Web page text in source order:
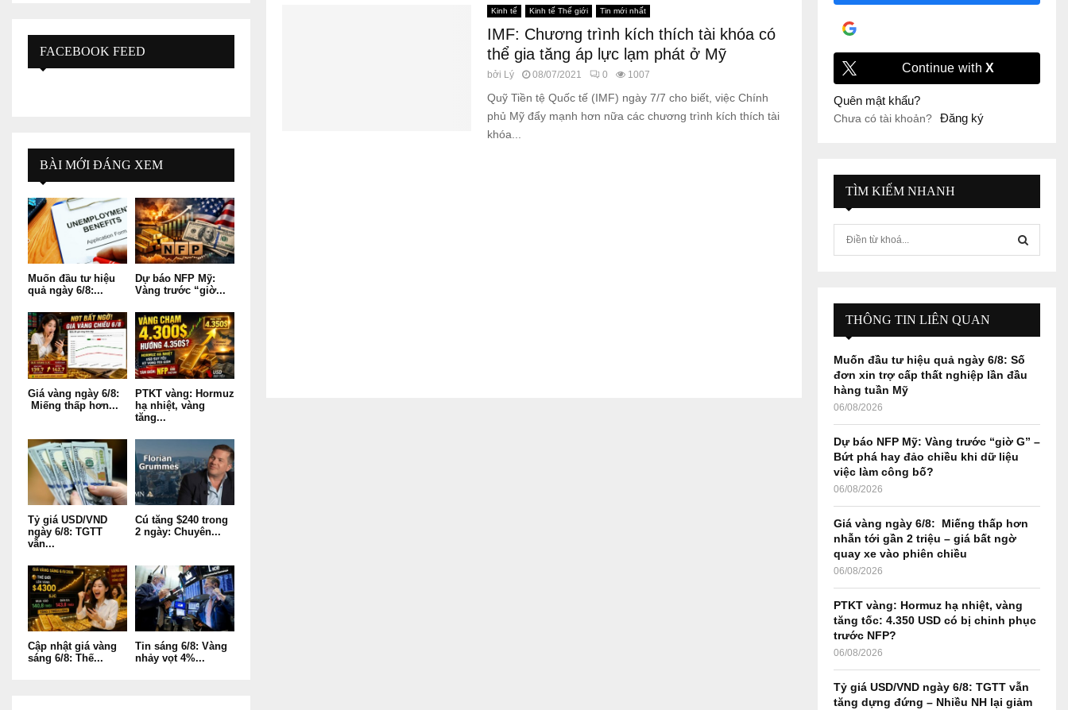
Kinh tế Kinh tế Thế giới Tin mới nhất
IMF: Chương trình kích thích tài khóa có
thể gia tăng áp lực lạm phát ở Mỹ
bởi Lý 08/07/2021 0 1007
Quỹ Tiền tệ Quốc tế (IMF) ngày 7/7 cho biết, việc Chính
phủ Mỹ đẩy mạnh hơn nữa các chương trình kích thích tài
khóa...
FACEBOOK FEED
BÀI MỚI ĐÁNG XEM
Muốn đầu tư hiệu
quả ngày 6/8:...
Dự báo NFP Mỹ:
Vàng trước “giờ...
Giá vàng ngày 6/8:
Miếng thấp hơn...
PTKT vàng: Hormuz
hạ nhiệt, vàng
tăng...
Tỷ giá USD/VND
ngày 6/8: TGTT
vẫn...
Cú tăng $240 trong
2 ngày: Chuyên...
Cập nhật giá vàng
sáng 6/8: Thế...
Tin sáng 6/8: Vàng
nhảy vọt 4%...
Continue withX
Quên mật khẩu?
Chưa có tài khoản? Đăng ký
TÌM KIẾM NHANH
r
:
E
A
R
THÔNG TIN LIÊN QUAN
Muốn đầu tư hiệu quả ngày 6/8: Số
đơn xin trợ cấp thất nghiệp lần đầu
hàng tuần Mỹ
06/08/2026
Dự báo NFP Mỹ: Vàng trước “giờ G” –
Bứt phá hay đảo chiều khi dữ liệu
việc làm công bố?
06/08/2026
Giá vàng ngày 6/8: Miếng thấp hơn
nhẫn tới gần 2 triệu – giá bất ngờ
quay xe vào phiên chiều
06/08/2026
PTKT vàng: Hormuz hạ nhiệt, vàng
tăng tốc: 4.350 USD có bị chinh phục
trước NFP?
06/08/2026
Tỷ giá USD/VND ngày 6/8: TGTT vẫn
tăng dựng đứng – Nhiều NH lại giảm